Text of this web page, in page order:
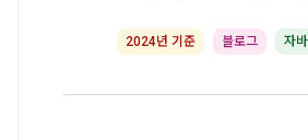
2024년 기준 블로그 자